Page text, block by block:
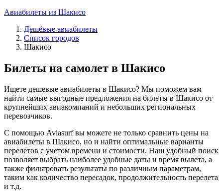
Авиабилеты из Шакисо
Дешёвые авиабилеты
Список городов
Шакисо
Билеты на самолет в Шакисо
Ищете дешевые авиабилеты в Шакисо? Мы поможем вам
найти самые выгодные предложения на билеты в Шакисо от
крупнейших авиакомпаний и небольших региональных
перевозчиков.
С помощью Aviasurf вы можете не только сравнить цены на
авиабилеты в Шакисо, но и найти оптимальные варианты
перелетов с учетом времени и стоимости. Наш удобный поиск
позволяет выбрать наиболее удобные даты и время вылета, а
также фильтровать результаты по различным параметрам,
таким как количество пересадок, продолжительность перелета
и т.д.